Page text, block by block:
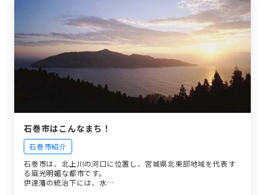
石巻市はこんなまち！
石巻市紹介
石巻市は、北上川の河口に位置し、宮城県北東部地域を代表す
る風光明媚な都市です。
伊達藩の統治下には、水…